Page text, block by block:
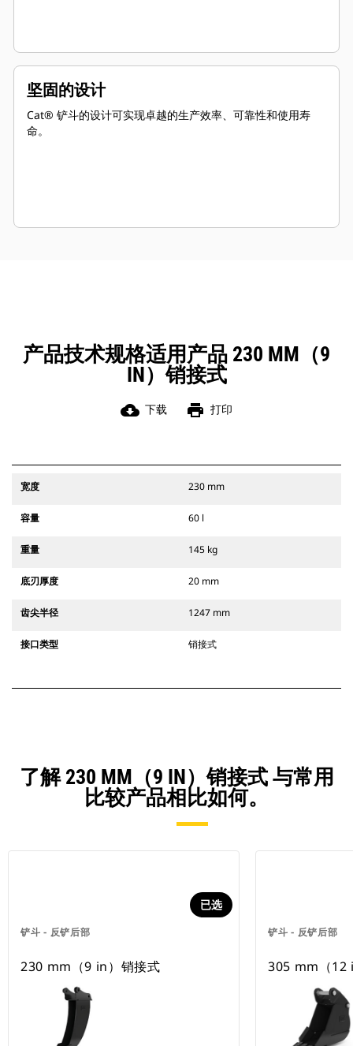
坚固的设计
Cat® 铲斗的设计可实现卓越的生产效率、可靠性和使用寿
命。
产品技术规格适用产品 230 MM（9
IN）销接式
cloud_download 下载 print 打印
宽度 230 mm
容量 60 l
重量 145 kg
底刃厚度 20 mm
齿尖半径 1247 mm
接口类型 销接式
了解 230 MM（9 IN）销接式 与常用
比较产品相比如何。
铲斗 - 反铲后部
已选
230 mm（9 in）销接式
铲斗 - 反铲后部
305 mm（12